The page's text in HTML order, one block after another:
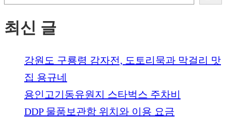
최신 글
강원도 구룡령 감자전, 도토리묵과 막걸리 맛
집 용규네
용인고기동유원지 스타벅스 주차비
DDP 물품보관함 위치와 이용 요금